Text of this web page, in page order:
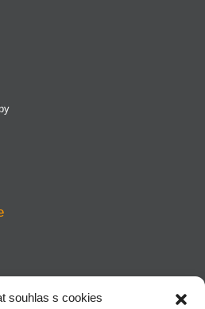
souhlas s cookies